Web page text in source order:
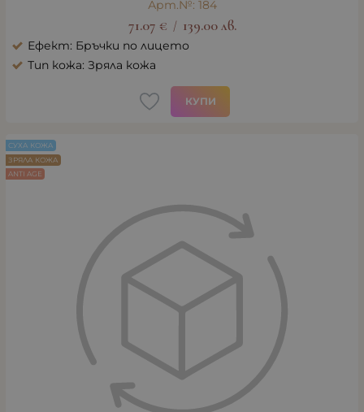
Арт.№: 184
71.07 € / 139.00 лв.
Ефект: Бръчки по лицето
Тип кожа: Зряла кожа
КУПИ
СУХА КОЖА
ЗРЯЛА КОЖА
ANTI AGE